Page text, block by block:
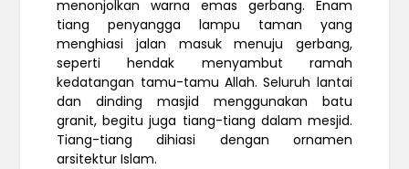
menonjolkan warna emas gerbang. Enam
tiang penyangga lampu taman yang
menghiasi jalan masuk menuju gerbang,
seperti hendak menyambut ramah
kedatangan tamu-tamu Allah. Seluruh lantai
dan dinding masjid menggunakan batu
granit, begitu juga tiang-tiang dalam mesjid.
Tiang-tiang dihiasi dengan ornamen
arsitektur Islam.